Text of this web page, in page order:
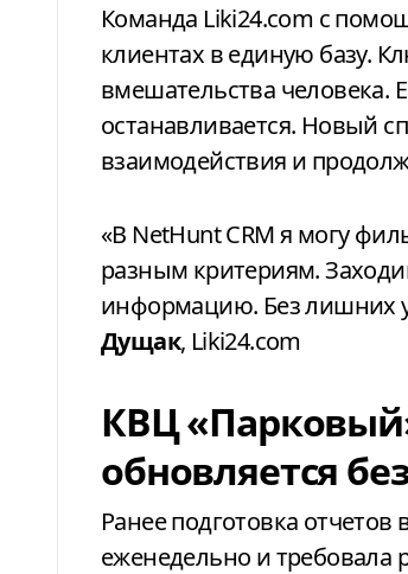
Команда Liki24.com с
клиентах в единую базу.
вмешательства человека.
останавливается. Новый
взаимодействия и
«В NetHunt CRMя могу
разным критериям.
информацию. Без лишних
Дущак, Liki24.com
КВЦ
обновляется
Ранее подготовка
еженедельно и